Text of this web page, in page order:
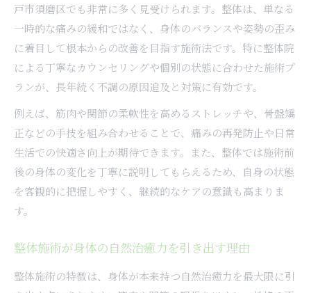
戸市須磨区でも非常に多く見受けられます。整体は、単なる
一時的な痛みの緩和ではなく、身体のバランスや姿勢の歪み
に着目して根本からの改善を目指す施術法です。特に整体院
による丁寧なカウンセリングや個別の状態に合わせた施術プ
ランが、長年続く不調の原因追及と対策に有効です。
例えば、筋肉や関節の柔軟性を高めるストレッチや、骨盤矯
正などの手技を組み合わせることで、痛みの再発防止や日常
生活での快適さ向上が期待できます。また、整体では施術前
後の身体の変化を丁寧に説明してもらえるため、自身の状態
を客観的に把握しやすく、継続的なケアの意識も高まりま
す。
整体施術が身体の自然治癒力を引き出す理由
整体施術の特徴は、身体が本来持つ自然治癒力を最大限に引